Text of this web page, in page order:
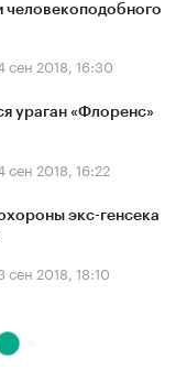
человекоподобного
сен 2018, 16:30
ураган «Флоренс»
сен 2018, 16:22
экс-генсека
сен 2018, 18:10